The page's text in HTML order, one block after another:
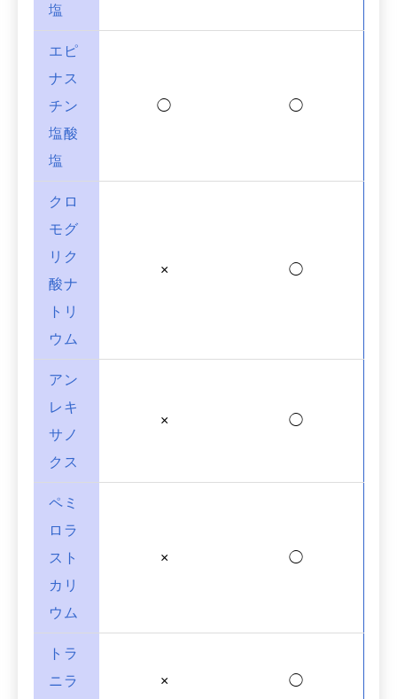
塩
エピ
ナス
チン
塩酸
塩
◯ ◯
クロ
モグ
リク
酸ナ
トリ
ウム
× ◯
アン
レキ
サノ
クス
× ◯
ペミ
ロラ
スト
カリ
ウム
× ◯
トラ
ニラ
× ◯